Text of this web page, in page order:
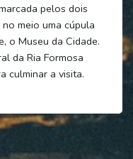
pelos dois
meio uma cúpula
o Museu da Cidade.
da Ria Formosa
culminar a visita.